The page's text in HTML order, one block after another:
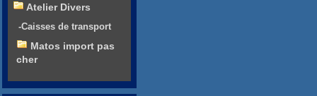
Atelier Divers
-Caisses de transport
Matos import pas
cher